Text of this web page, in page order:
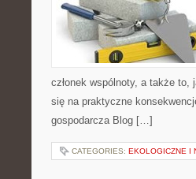
członek wspólnoty, a także to,
się na praktyczne
gospodarcza Blog […]
CATEGORIES: EKOLOGICZNE I